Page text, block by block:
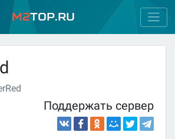
M2Top.ru
Поддержать сервер